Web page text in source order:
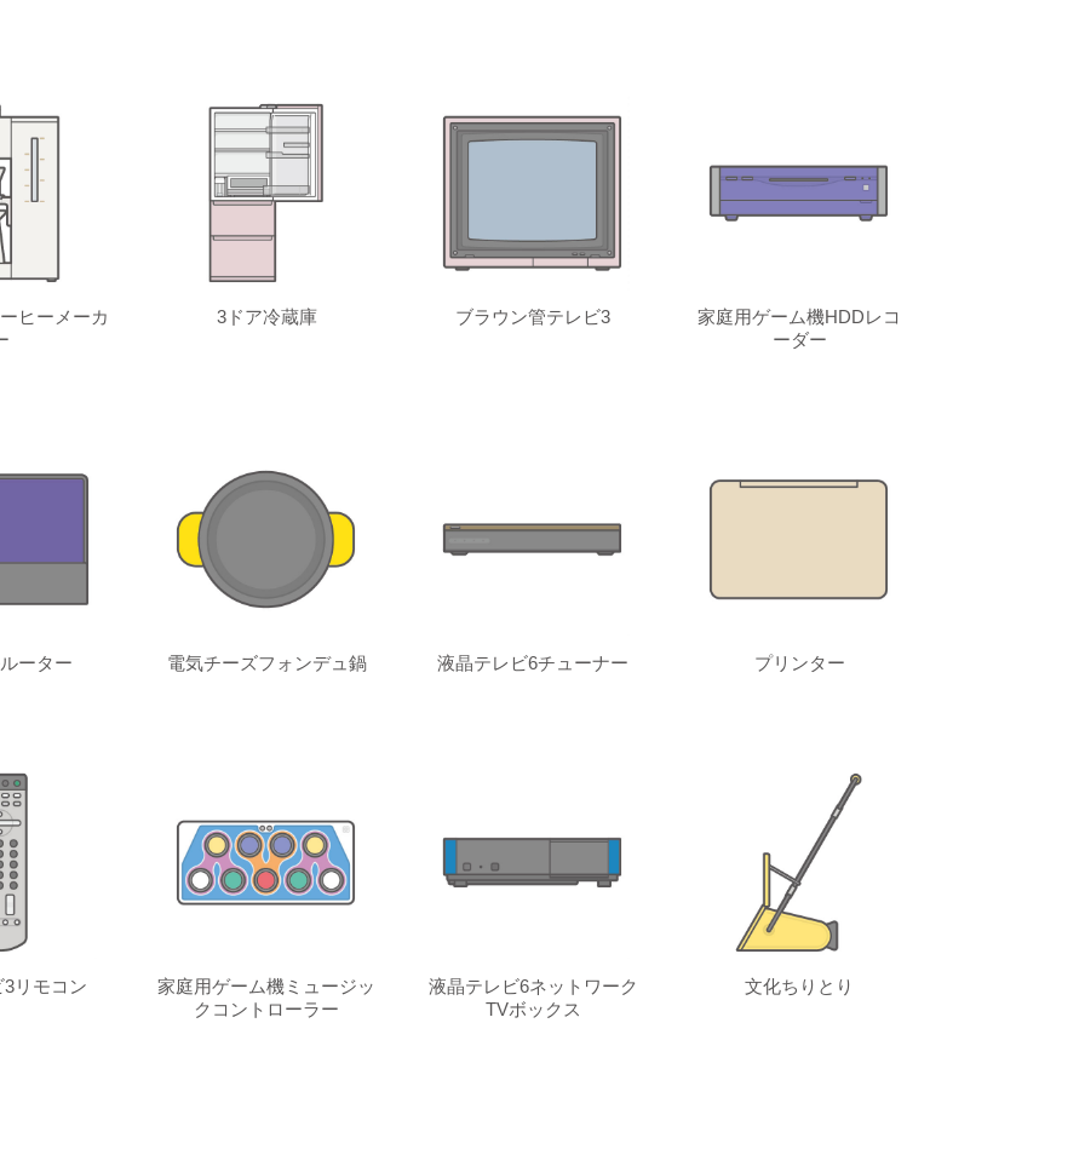
ヒーメーカ
3ドア冷蔵庫 ブラウン管テレビ3
家庭用ゲーム機HDDレコ
ーダー
ーター 電気チーズフォンデュ鍋 液晶テレビ6チューナー プリンター
リモコン
家庭用ゲーム機ミュージッ
クコントローラー
液晶テレビ6ネットワーク
TVボックス
文化ちりとり